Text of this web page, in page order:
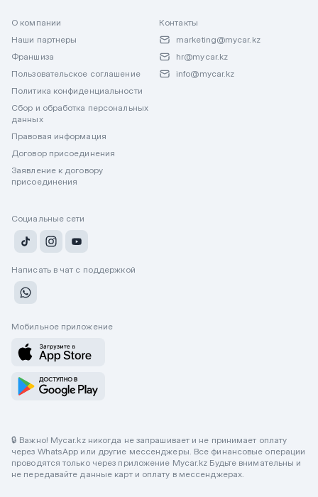
О компании
Наши партнеры
Франшиза
Пользовательское соглашение
Политика конфиденциальности
Сбор и обработка персональных
данных
Правовая информация
Договор присоединения
Заявление к договору
присоединения
Контакты
marketing@mycar.kz
hr@mycar.kz
info@mycar.kz
Социальные сети
Написать в чат с поддержкой
Мобильное приложение
🔒 Важно! Mycar.kz никогда не запрашивает и не принимает оплату
через WhatsApp или другие мессенджеры. Все финансовые операции
проводятся только через приложение Mycar.kz Будьте внимательны и
не передавайте данные карт и оплату в мессенджерах.